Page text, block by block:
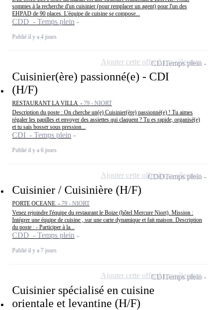
sommes à la recherche d'un cuisinier (pour remplacer un agent) pour l'un des
EHPAD de 90 places. L'équipe de cuisine se compose...
CDD - Temps plein
Publié il y a 4 jours
Cuisinier(ère) passionné(e) - CDI
(H/F)
RESTAURANT LA VILLA - 79 - NIORT
Description du poste : On cherche un(e) Cuisinier(ère) passionné(e) ! Tu aimes
régaler les papilles et envoyer des assiettes qui claquent ? Tu es rapide, organisé(e)
et tu sais bosser sous pression...
CDI - Temps plein
Publié il y a 6 jours
CDITemps plein
Ajouter cette offre à ma sélection
Cuisinier / Cuisinière (H/F)
PORTE OCEANE - 79 - NIORT
Venez rejoindre l'équipe du restaurant le Boize (hôtel Mercure Niort). Mission :
Intégrer une équipe de cuisine , sur une carte dynamique et fait maison. Description
du poste : - Participer à la...
CDD - Temps plein
Publié il y a 7 jours
CDDTemps plein
Ajouter cette offre à ma sélection
Cuisinier spécialisé en cuisine
orientale et levantine (H/F)
CDITemps plein
Ajouter cette offre à ma sélection